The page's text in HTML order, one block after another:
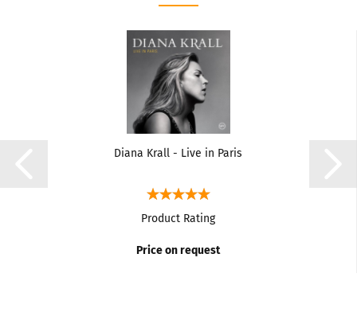
Diana Krall - Live in Paris
Product Rating
Price on request